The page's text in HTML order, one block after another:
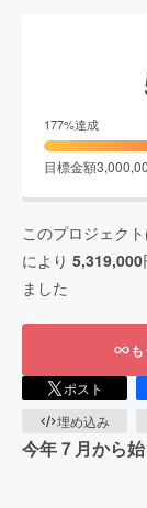
177%達成
目標金額
このプロジェクト
により 5,319,000
ました
ポスト
埋め込み
今年７月から